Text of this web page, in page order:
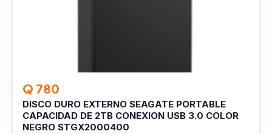
Q 780
DISCO DURO EXTERNO SEAGATE PORTABLE
CAPACIDAD DE 2TB CONEXION USB 3.0 COLOR
NEGRO STGX2000400